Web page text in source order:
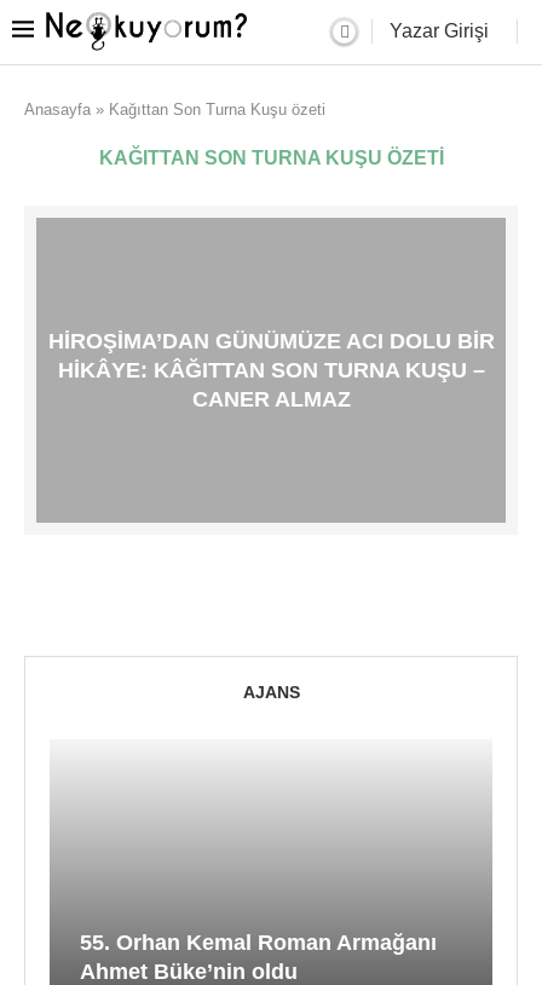
Yazar Girişi
Anasayfa » Kağıttan Son Turna Kuşu özeti
KAĞITTAN SON TURNA KUŞU ÖZETI
HIROŞIMA’DAN GÜNÜMÜZE ACI DOLU BIR
HIKÂYE: KÂĞITTAN SON TURNA KUŞU –
CANER ALMAZ
AJANS
55. Orhan Kemal Roman Armağanı
Ahmet Büke’nin oldu